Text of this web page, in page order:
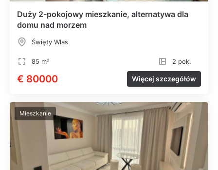
Duży 2-pokojowy mieszkanie, alternatywa dla
domu nad morzem
Święty Włas
85 m² 2 pok.
€ 80000 Więcej szczegółów
Mieszkanie